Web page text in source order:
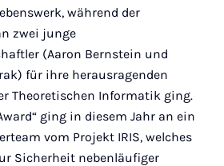
während der
zwei junge
(Aaron Bernstein und
für ihre herausragenden
Theoretischen Informatik ging.
ging in diesem Jahr an ein
vom Projekt IRIS, welches
Sicherheit nebenläufiger